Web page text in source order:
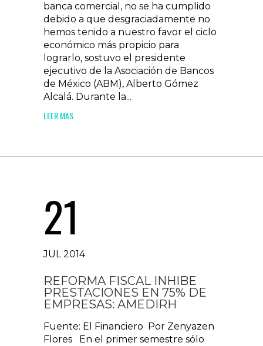
banca comercial, no se ha cumplido
debido a que desgraciadamente no
hemos tenido a nuestro favor el ciclo
económico más propicio para
lograrlo, sostuvo el presidente
ejecutivo de la Asociación de Bancos
de México (ABM), Alberto Gómez
Alcalá. Durante la...
LEER MAS
21
JUL 2014
REFORMA FISCAL INHIBE
PRESTACIONES EN 75% DE
EMPRESAS: AMEDIRH
Fuente: El Financiero Por Zenyazen
Flores En el primer semestre sólo